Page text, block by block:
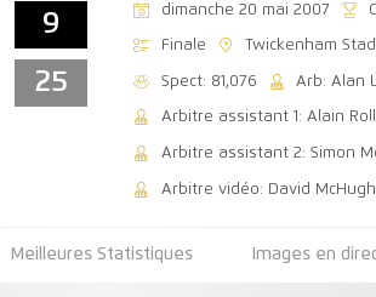
9
25
dimanche 20 mai 2007
Finale Twickenham
Spect: 81,076 Arb: Alan
Arbitre assistant 1: Alain
Arbitre assistant 2: Simon
Arbitre vidéo: David McHugh
Meilleures Statistiques Images en